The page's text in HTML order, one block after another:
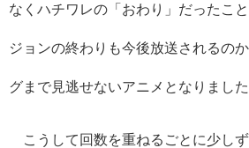
なくハチワレの「おわり」だったこ
ジョンの終わりも今後放送されるの
グまで見逃せないアニメとなりました
こうして回数を重ねるごとに少し